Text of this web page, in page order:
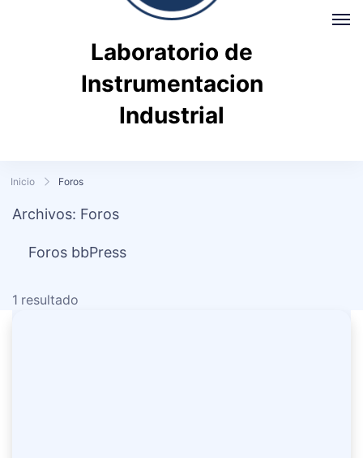
Laboratorio de
Instrumentacion
Industrial
Inicio Foros
Archivos: Foros
Foros bbPress
1 resultado